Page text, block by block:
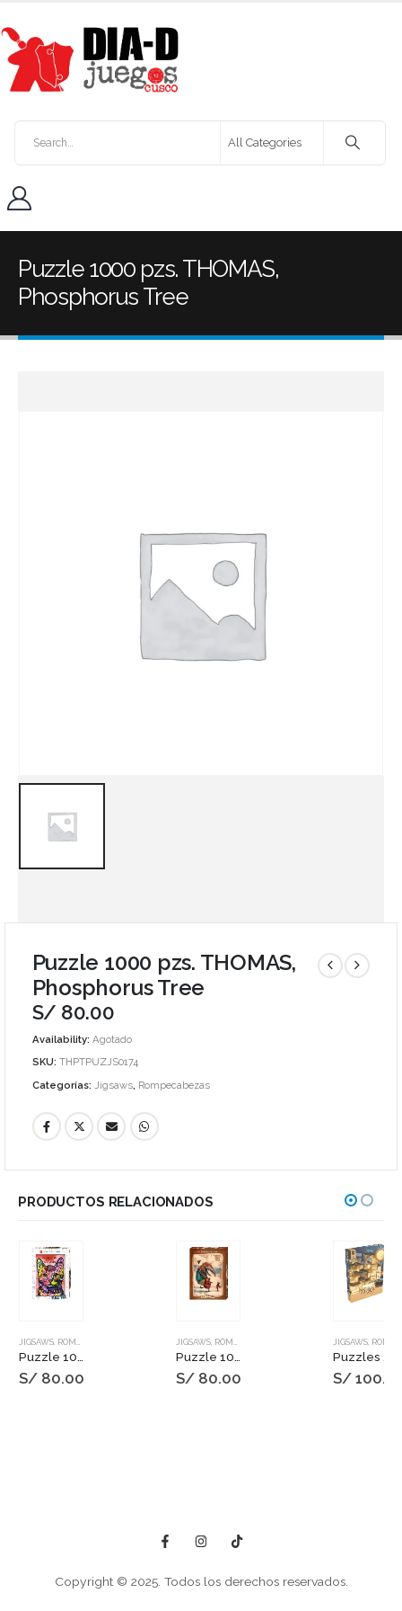
Puzzle 1000 pzs. THOMAS,
Phosphorus Tree
Puzzle 1000 pzs. THOMAS,
Phosphorus Tree
S/ 80.00
Availability: Agotado
SKU: THPTPUZJS0174
Categorías: Jigsaws, Rompecabezas
PRODUCTOS RELACIONADOS
JIGSAWS, ROMPECABEZAS
S/80.00
JIGSAWS, ROMPECABEZAS
S/80.00
JIGSAWS, ROMPECABEZAS
S/
Copyright © 2025. Todos los derechos reservados.